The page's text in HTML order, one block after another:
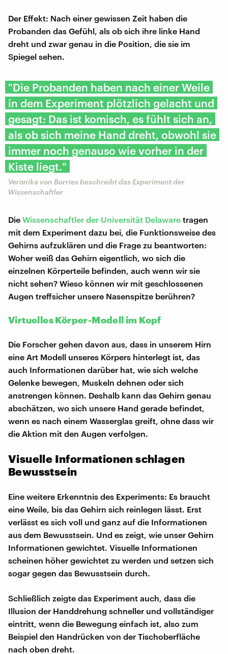
Der Effekt: Nach einer gewissen Zeit haben die
Probanden das Gefühl, als ob sich ihre linke Hand
dreht und zwar genau in die Position, die sie im
Spiegel sehen.
"Die Probanden haben nach einer Weile
in dem Experiment plötzlich gelacht und
gesagt: Das ist komisch, es fühlt sich an,
als ob sich meine Hand dreht, obwohl sie
immer noch genauso wie vorher in der
Kiste liegt."
Veronika von Borries beschreibt das Experiment der
Wissenschaftler
Die Wissenschaftler der Universität Delaware tragen
mit dem Experiment dazu bei, die Funktionsweise des
Gehirns aufzuklären und die Frage zu beantworten:
Woher weiß das Gehirn eigentlich, wo sich die
einzelnen Körperteile befinden, auch wenn wir sie
nicht sehen? Wieso können wir mit geschlossenen
Augen treffsicher unsere Nasenspitze berühren?
Virtuelles Körper-Modell im Kopf
Die Forscher gehen davon aus, dass in unserem Hirn
eine Art Modell unseres Körpers hinterlegt ist, das
auch Informationen darüber hat, wie sich welche
Gelenke bewegen, Muskeln dehnen oder sich
anstrengen können. Deshalb kann das Gehirn genau
abschätzen, wo sich unsere Hand gerade befindet,
wenn es nach einem Wasserglas greift, ohne dass wir
die Aktion mit den Augen verfolgen.
Visuelle Informationen schlagen
Bewusstsein
Eine weitere Erkenntnis des Experiments: Es braucht
eine Weile, bis das Gehirn sich reinlegen lässt. Erst
verlässt es sich voll und ganz auf die Informationen
aus dem Bewusstsein. Und es zeigt, wie unser Gehirn
Informationen gewichtet. Visuelle Informationen
scheinen höher gewichtet zu werden und setzen sich
sogar gegen das Bewusstsein durch.
Schließlich zeigte das Experiment auch, dass die
Illusion der Handdrehung schneller und vollständiger
eintritt, wenn die Bewegung einfach ist, also zum
Beispiel den Handrücken von der Tischoberfläche
nach oben dreht.